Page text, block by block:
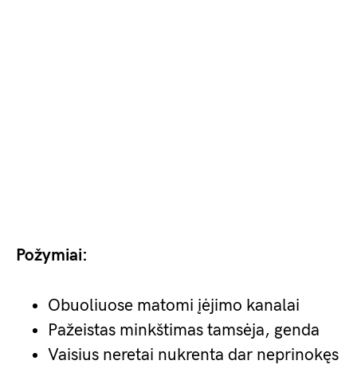
Požymiai:
Obuoliuose matomi įėjimo kanalai
Pažeistas minkštimas tamsėja, genda
Vaisius neretai nukrenta dar neprinokęs